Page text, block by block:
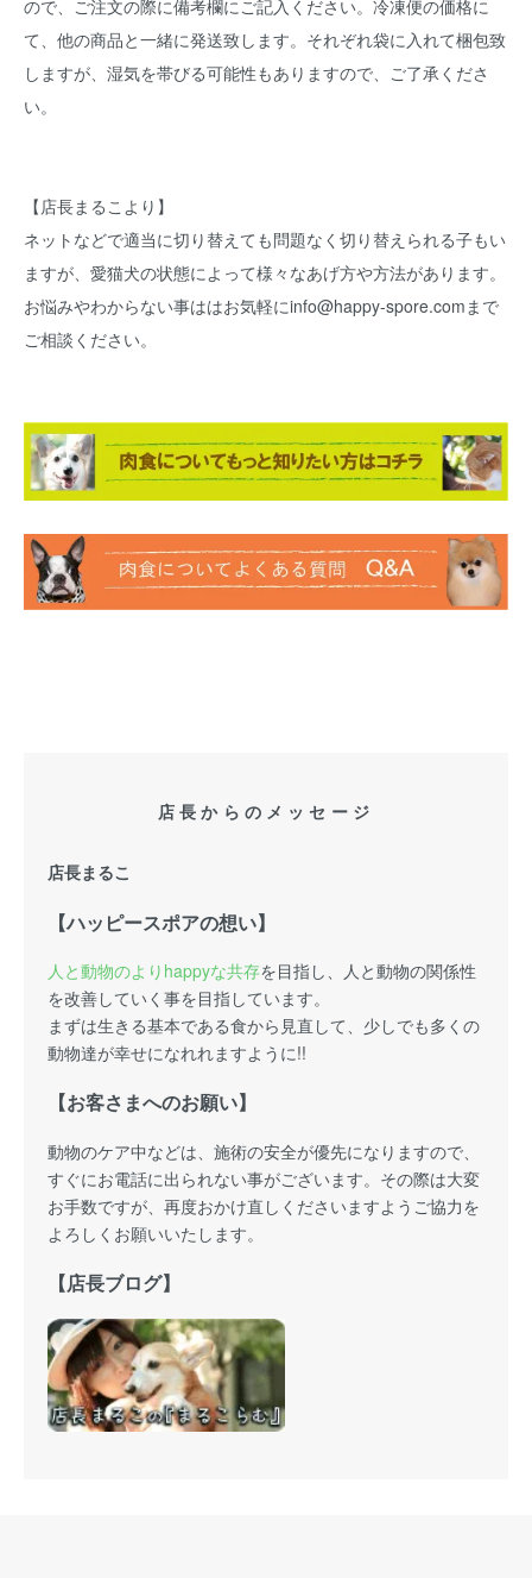
ので、ご注文の際に備考欄にご記入ください。冷凍便の価格に
て、他の商品と一緒に発送致します。それぞれ袋に入れて梱包致
しますが、湿気を帯びる可能性もありますので、ご了承くださ
い。
【店長まるこより】
ネットなどで適当に切り替えても問題なく切り替えられる子もい
ますが、愛猫犬の状態によって様々なあげ方や方法があります。
お悩みやわからない事ははお気軽にinfo@happy-spore.comまで
ご相談ください。
店長からのメッセージ
店長まるこ
【ハッピースポアの想い】
人と動物のよりhappyな共存を目指し、人と動物の関係性
を改善していく事を目指しています。
まずは生きる基本である食から見直して、少しでも多くの
動物達が幸せになれれますように!!
【お客さまへのお願い】
動物のケア中などは、施術の安全が優先になりますので、
すぐにお電話に出られない事がございます。その際は大変
お手数ですが、再度おかけ直しくださいますようご協力を
よろしくお願いいたします。
【店長ブログ】